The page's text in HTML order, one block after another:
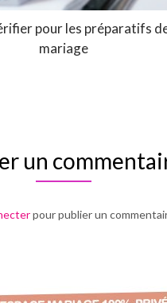
pour les préparatifs
mariage
un
pour publier un